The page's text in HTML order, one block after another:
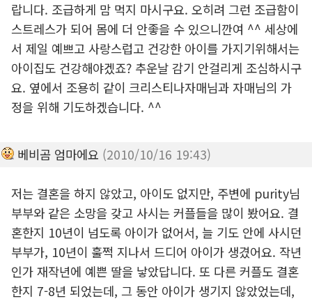
랍니다. 조급하게 맘 먹지 마시구요. 오히려 그런 조급함이
스트레스가 되어 몸에 더 안좋을 수 있으니깐여 ^^ 세상에
서 제일 예쁘고 사랑스럽고 건강한 아이를 가지기위해서는
아이집도 건강해야겠죠? 추운날 감기 안걸리게 조심하시구
요. 옆에서 조용히 같이 크리스티나자매님과 자매님의 가
정을 위해 기도하겠습니다. ^^
베비곰 엄마에요 (2010/10/16 19:43)
저는 결혼을 하지 않았고, 아이도 없지만, 주변에 purity님
부부와 같은 소망을 갖고 사시는 커플들을 많이 봤어요. 결
혼한지 10년이 넘도록 아이가 없어서, 늘 기도 안에 사시던
부부가, 10년이 훌쩍 지나서 드디어 아이가 생겼어요. 작년
인가 재작년에 예쁜 딸을 낳았답니다. 또 다른 커플도 결혼
한지 7-8년 되었는데, 그 동안 아이가 생기지 않았었는데,